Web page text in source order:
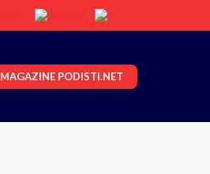
MAGAZINE PODISTI.NET